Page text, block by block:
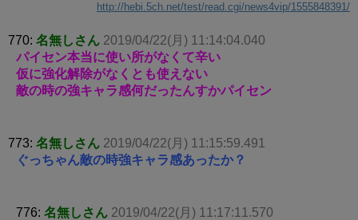
http://hebi.5ch.net/test/read.cgi/news4vip/1555848391/
770: 名無しさん 2019/04/22(月) 11:14:04.040
パイセン本当に使い所がなくて辛い
仮に強化解除がなくとも使えない
敵の時の強キャラ感何だったんすかパイセン
773: 名無しさん 2019/04/22(月) 11:15:59.491
ぐっちゃん敵の時強キャラ感あったか？
776: 名無しさん 2019/04/22(月) 11:17:11.570